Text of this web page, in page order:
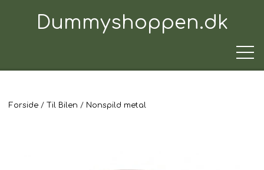
Dummyshoppen.dk
TRÆNINGSUDSTYR
Forside Til Bilen Nonspild metal